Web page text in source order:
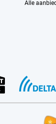
Alle